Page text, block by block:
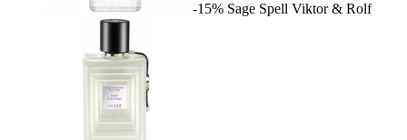
-15% Sage Spell Viktor & Rolf